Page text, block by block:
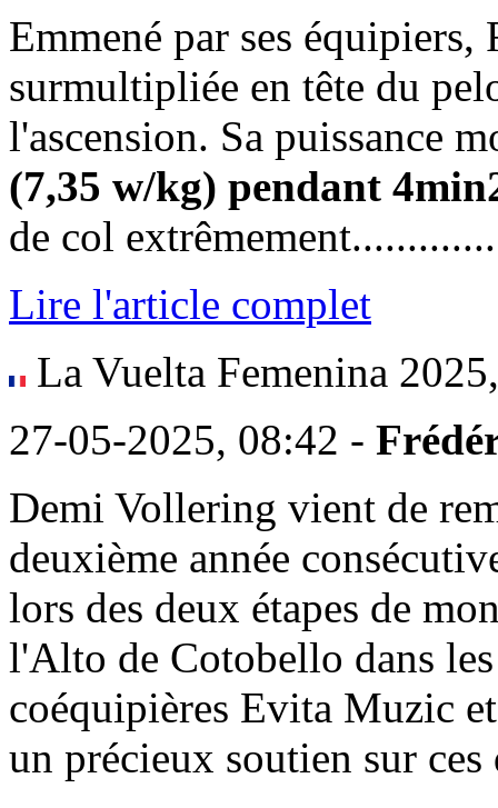
Emmené par ses équipiers,
surmultipliée en tête du
l'ascension. Sa puissance
(7,35 w/kg) pendant
de col
Lire l'article complet
La Vuelta Femenina
27-05-2025, 08:42 -
Demi Vollering vient de
deuxième année
lors des deux étapes de
l'Alto de Cotobello dans
coéquipières Evita Muzic
un précieux soutien sur ces